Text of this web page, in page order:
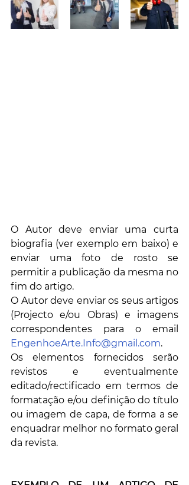
O Autor deve enviar uma curta
biografia (ver exemplo em baixo) e
enviar uma foto de rosto se
permitir a publicação da mesma no
fim do artigo.
O Autor deve enviar os seus artigos
(Projecto e/ou Obras) e imagens
EngenhoeArte.Info@gmail.com.
Os elementos fornecidos serão
revistos e eventualmente
editado/rectificado em termos de
formatação e/ou definição do título
ou imagem de capa, de forma a se
enquadrar melhor no formato geral
da revista.